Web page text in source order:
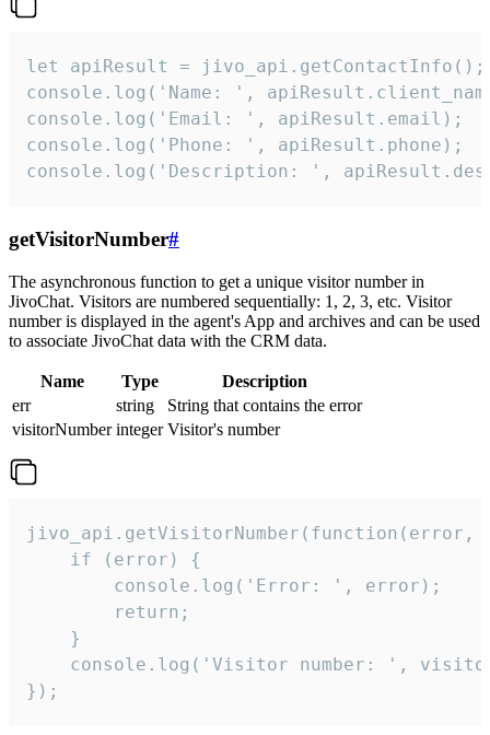
let apiResult = jivo_api.getContactInfo();
console.log('Name: ',
console.log('Email: ', apiResult.email);
console.log('Phone: ', apiResult.phone);
console.log('Description: ',
getVisitorNumber#
The asynchronous function to get a unique visitor number in
JivoChat. Visitors are numbered sequentially: 1, 2, 3, etc. Visitor
number is displayed in the agent's App and archives and can be used
to associate JivoChat data with the CRM data.
Name Type
Description
err
string
String that contains the error
visitorNumber integer Visitor's number
jivo_api.getVisitorNumber(function(error,
    if (error) {
        console.log('Error: ', error);
        return;
    }
console.log('Visitor number: ',
});